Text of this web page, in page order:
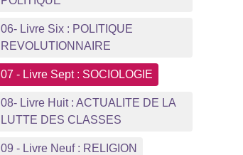
06- Livre Six : POLITIQUE
REVOLUTIONNAIRE
07 - Livre Sept : SOCIOLOGIE
08- Livre Huit : ACTUALITE DE LA
LUTTE DES CLASSES
09 - Livre Neuf : RELIGION